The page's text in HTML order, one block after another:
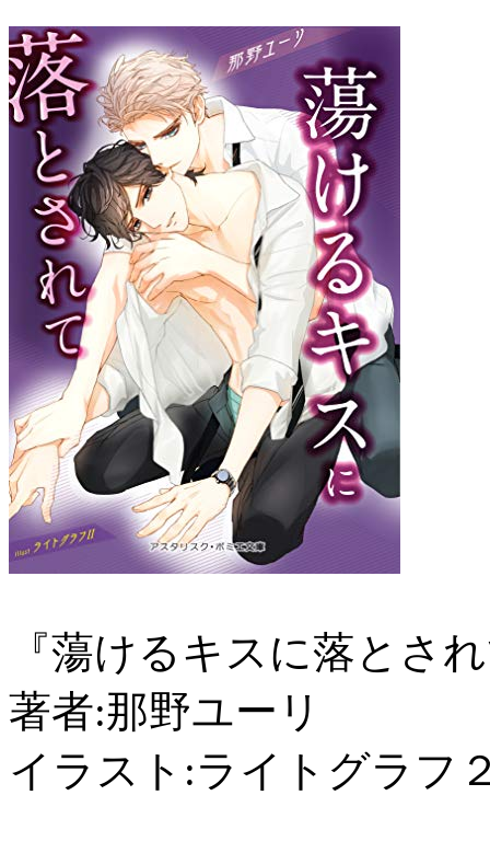
『蕩けるキスに落とさ
著者:那野ユーリ
イラスト:ライトグラフ